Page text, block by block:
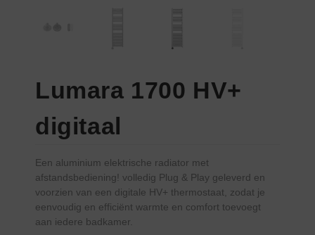
Lumara 1700 HV+
digitaal
Een aluminium elektrische radiator met
afstandsbediening! volledig Plug & Play geleverd en
voorzien van een digitale HV+ thermostaat, zodat je
eenvoudig en efficiënt warmte en comfort toevoegt
aan iedere badkamer.